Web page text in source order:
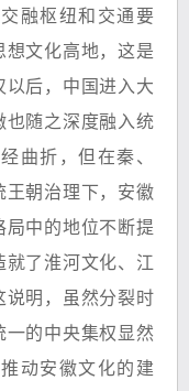
融枢纽和交通要
想文化高地，这是
以后，中国进入大
也随之深度融入统
曲折，但在秦、
王朝治理下，安徽
局中的地位不断提
就了淮河文化、江
说明，虽然分裂时
一的中央集权显然
动安徽文化的建